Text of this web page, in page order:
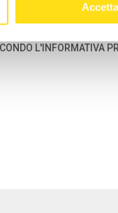
innanzi, per brevità, il
Le fornisce le
e dati idonei a
sindacale, dati relativi
domanda di erogazione di
come “Dati Personali".
L'INFORMATIVA